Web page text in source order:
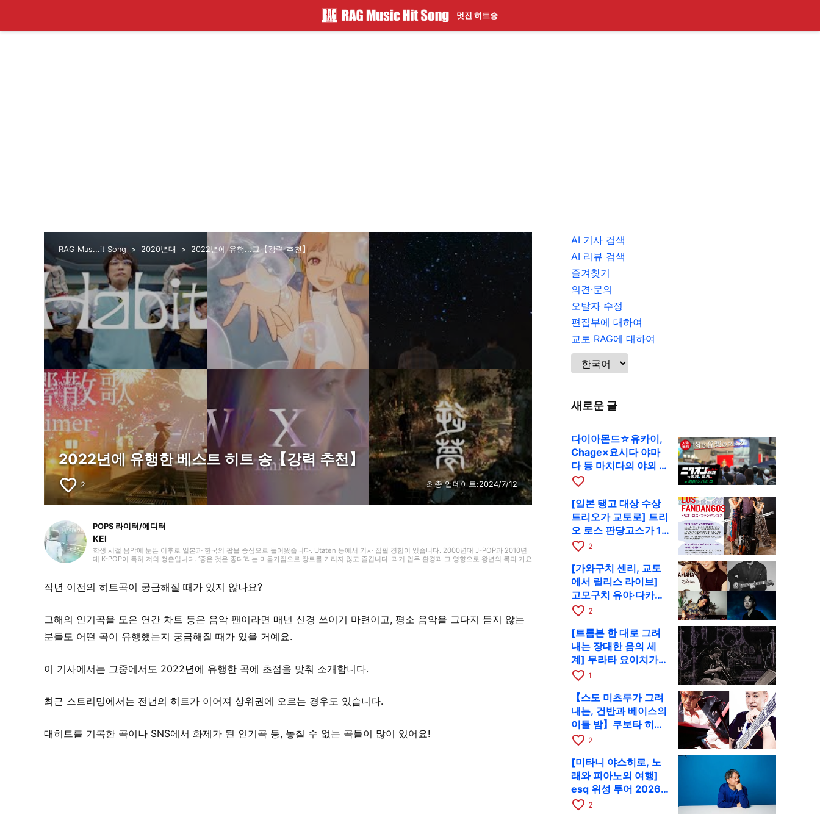
멋진 히트송
RAG Mus...it Song 2020년대 2022년에 유행...그【강력 추천】
2022년에 유행한 베스트 히트 송【강력 추천】
favorite_border 2 최종 업데이트:2024/7/12
POPS 라이터/에디터
KEI
학생 시절 음악에 눈뜬 이후로 일본과 한국의 팝을 중심으로 들어왔습니다. Utaten 등에서 기사 집필 경험이 있습니다. 2000년대 J-POP과 2010년
대 K-POP이 특히 저의 청춘입니다. ‘좋은 것은 좋다’라는 마음가짐으로 장르를 가리지 않고 즐깁니다. 과거 업무 환경과 그 영향으로 왕년의 록과 가요
작년 이전의 히트곡이 궁금해질 때가 있지 않나요?
그해의 인기곡을 모은 연간 차트 등은 음악 팬이라면 매년 신경 쓰이기 마련이고, 평소 음악을 그다지 듣지 않는
분들도 어떤 곡이 유행했는지 궁금해질 때가 있을 거예요.
이 기사에서는 그중에서도 2022년에 유행한 곡에 초점을 맞춰 소개합니다.
최근 스트리밍에서는 전년의 히트가 이어져 상위권에 오르는 경우도 있습니다.
대히트를 기록한 곡이나 SNS에서 화제가 된 인기곡 등, 놓칠 수 없는 곡들이 많이 있어요!
AI 기사 검색
AI 리뷰 검색
즐겨찾기
의견·문의
오탈자 수정
편집부에 대하여
교토 RAG에 대하여
새로운 글
다이아몬드☆유카이,
Chage×요시다 야마
다 등 마치다의 야외 페
스티벌에 출연
favorite_border
[일본 탱고 대상 수상
트리오가 교토로] 트리
오 로스 판당고스가 10
월 9일 RAG에서 공연
favorite_border 2
[가와구치 센리, 교토
에서 릴리스 라이브]
고모구치 유야·다카하
시 요시키·도모다 준과
favorite_border 2
[트롬본 한 대로 그려
내는 장대한 음의 세
계] 무라타 요이치가
CD 발매 기념 투어로
favorite_border 1
【스도 미츠루가 그려
내는, 건반과 베이스의
이틀 밤】쿠보타 히로
시, 후지이 소라, 하나
서 공동 출연
favorite_border 2
[미타니 야스히로, 노
래와 피아노의 여행]
esq 위성 투어 2026
교토 공연을 10월에 개
favorite_border 2